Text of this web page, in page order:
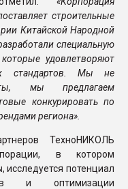
строительные
Китайской Народной
специальную
удовлетворяют
стандартов. Мы не
мы предлагаем
конкурировать по
региона».
ТехноНИКОЛЬ
в котором
потенциал
и оптимизации